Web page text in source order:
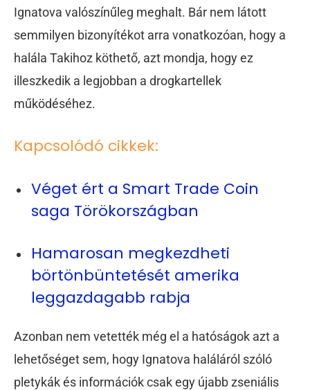
Ignatova valószínűleg meghalt. Bár nem látott
semmilyen bizonyítékot arra vonatkozóan, hogy a
halála Takihoz köthető, azt mondja, hogy ez
illeszkedik a legjobban a drogkartellek
működéséhez.
Kapcsolódó cikkek:
Véget ért a Smart Trade Coin
saga Törökországban
Hamarosan megkezdheti
börtönbüntetését amerika
leggazdagabb rabja
Azonban nem vetették még el a hatóságok azt a
lehetőséget sem, hogy Ignatova haláláról szóló
pletykák és információk csak egy újabb zseniális